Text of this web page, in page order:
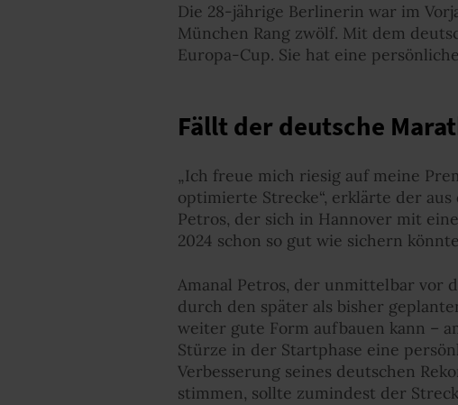
Die 28-jährige Berlinerin war im
München Rang zwölf. Mit dem
Europa-Cup. Sie hat eine
Fällt der deutsche
„Ich freue mich riesig auf meine
optimierte Strecke“, erklärte der
Petros, der sich in Hannover mit
2024 schon so gut wie sichern
Amanal Petros, der unmittelbar vor
durch den später als bisher
weiter gute Form aufbauen kann –
Stürze in der Startphase eine
Verbesserung seines deutschen
stimmen, sollte zumindest der